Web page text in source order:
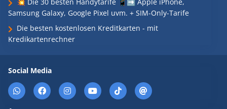
💥 Die 30 besten Handytarife 📱➡️ Apple iPhone,
Samsung Galaxy, Google Pixel uvm. + SIM-Only-Tarife
Die besten kostenlosen Kreditkarten - mit
Kredikartenrechner
Social Media